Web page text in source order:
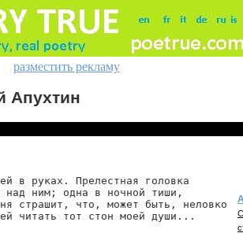
разместить рекламу
Апухтин
в руках. Прелестная головка
над ним; одна в ночной тиши,
страшит, что, может быть, неловко
читать тот стон моей души...